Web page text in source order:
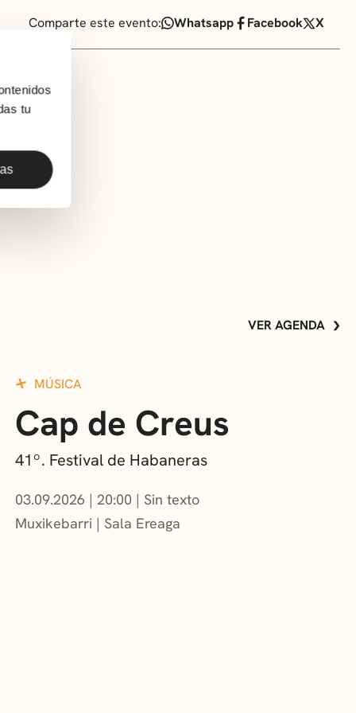
tu
Comparte este evento: Whatsapp Facebook X
VER AGENDA
MÚSICA
Cap de Creus
41º. Festival de Habaneras
03.09.2026 | 20:00
Sin texto
Muxikebarri | Sala Ereaga